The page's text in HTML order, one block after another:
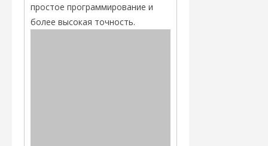
простое программирование и
более высокая точность.